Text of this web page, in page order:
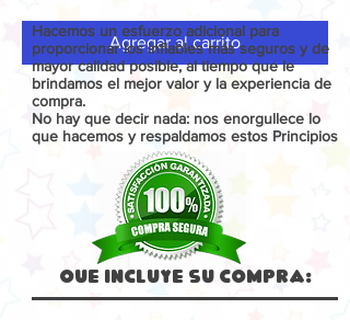
Agregar al carrito
Hacemos un esfuerzo adicional para
proporcionar los inflables más seguros y de
mayor calidad posible, al tiempo que le
brindamos el mejor valor y la experiencia de
compra.
No hay que decir nada: nos enorgullece lo
que hacemos y respaldamos estos Principios
Que Incluye su compra: